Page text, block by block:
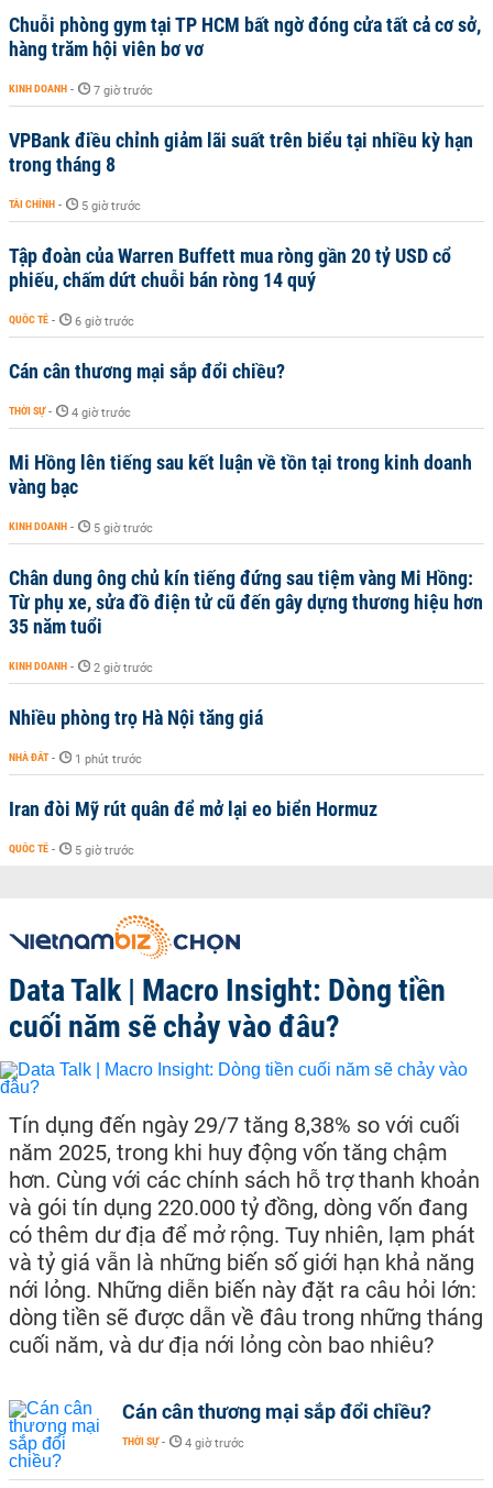
Chuỗi phòng gym tại TP HCM bất ngờ đóng cửa tất cả cơ sở,
hàng trăm hội viên bơ vơ
KINH DOANH - 7 giờ trước
VPBank điều chỉnh giảm lãi suất trên biểu tại nhiều kỳ hạn
trong tháng 8
TÀI CHÍNH - 5 giờ trước
Tập đoàn của Warren Buffett mua ròng gần 20 tỷ USD cổ
phiếu, chấm dứt chuỗi bán ròng 14 quý
QUỐC TẾ - 6 giờ trước
Cán cân thương mại sắp đổi chiều?
THỜI SỰ - 4 giờ trước
Mi Hồng lên tiếng sau kết luận về tồn tại trong kinh doanh
vàng bạc
KINH DOANH - 5 giờ trước
Chân dung ông chủ kín tiếng đứng sau tiệm vàng Mi Hồng:
Từ phụ xe, sửa đồ điện tử cũ đến gây dựng thương hiệu hơn
35 năm tuổi
KINH DOANH - 2 giờ trước
Nhiều phòng trọ Hà Nội tăng giá
NHÀ ĐẤT - 1 phút trước
Iran đòi Mỹ rút quân để mở lại eo biển Hormuz
QUỐC TẾ - 5 giờ trước
Data Talk | Macro Insight: Dòng tiền
cuối năm sẽ chảy vào đâu?
Tín dụng đến ngày 29/7 tăng 8,38% so với cuối
năm 2025, trong khi huy động vốn tăng chậm
hơn. Cùng với các chính sách hỗ trợ thanh khoản
và gói tín dụng 220.000 tỷ đồng, dòng vốn đang
có thêm dư địa để mở rộng. Tuy nhiên, lạm phát
và tỷ giá vẫn là những biến số giới hạn khả năng
nới lỏng. Những diễn biến này đặt ra câu hỏi lớn:
dòng tiền sẽ được dẫn về đâu trong những tháng
cuối năm, và dư địa nới lỏng còn bao nhiêu?
Cán cân thương mại sắp đổi chiều?
THỜI SỰ - 4 giờ trước